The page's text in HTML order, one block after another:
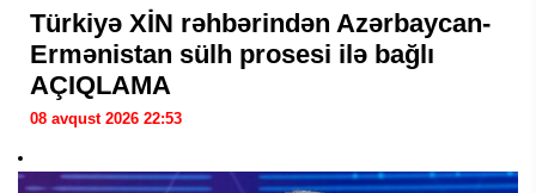
Türkiyə XİN rəhbərindən Azərbaycan-
Ermənistan sülh prosesi ilə bağlı
AÇIQLAMA
08 avqust 2026 22:53